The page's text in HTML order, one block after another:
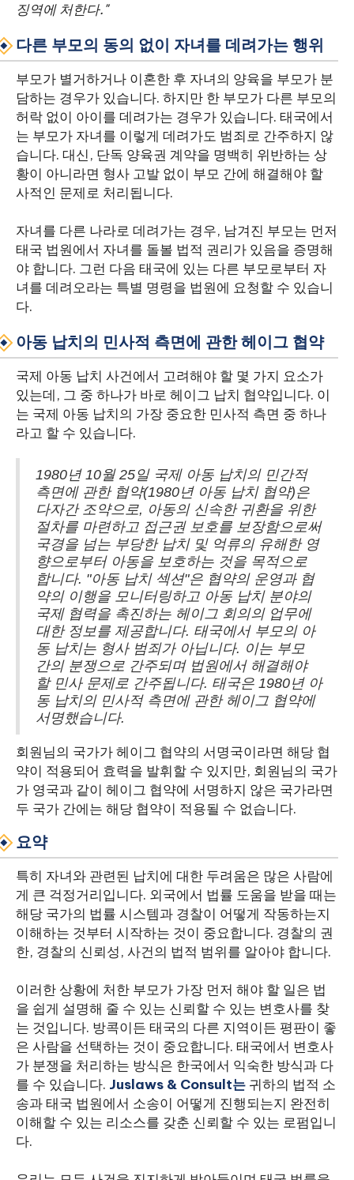
징역에 처한다."
다른 부모의 동의 없이 자녀를 데려가는 행위
부모가 별거하거나 이혼한 후 자녀의 양육을 부모가 분
담하는 경우가 있습니다. 하지만 한 부모가 다른 부모의
허락 없이 아이를 데려가는 경우가 있습니다. 태국에서
는 부모가 자녀를 이렇게 데려가도 범죄로 간주하지 않
습니다. 대신, 단독 양육권 계약을 명백히 위반하는 상
황이 아니라면 형사 고발 없이 부모 간에 해결해야 할
사적인 문제로 처리됩니다.
자녀를 다른 나라로 데려가는 경우, 남겨진 부모는 먼저
태국 법원에서 자녀를 돌볼 법적 권리가 있음을 증명해
야 합니다. 그런 다음 태국에 있는 다른 부모로부터 자
녀를 데려오라는 특별 명령을 법원에 요청할 수 있습니
다.
아동 납치의 민사적 측면에 관한 헤이그 협약
국제 아동 납치 사건에서 고려해야 할 몇 가지 요소가
있는데, 그 중 하나가 바로 헤이그 납치 협약입니다. 이
는 국제 아동 납치의 가장 중요한 민사적 측면 중 하나
라고 할 수 있습니다.
1980년 10월 25일 국제 아동 납치의 민간적
측면에 관한 협약(1980년 아동 납치 협약)은
다자간 조약으로, 아동의 신속한 귀환을 위한
절차를 마련하고 접근권 보호를 보장함으로써
국경을 넘는 부당한 납치 및 억류의 유해한 영
향으로부터 아동을 보호하는 것을 목적으로
합니다. "아동 납치 섹션"은 협약의 운영과 협
약의 이행을 모니터링하고 아동 납치 분야의
국제 협력을 촉진하는 헤이그 회의의 업무에
대한 정보를 제공합니다. 태국에서 부모의 아
동 납치는 형사 범죄가 아닙니다. 이는 부모
간의 분쟁으로 간주되며 법원에서 해결해야
할 민사 문제로 간주됩니다. 태국은 1980년 아
동 납치의 민사적 측면에 관한 헤이그 협약에
서명했습니다.
회원님의 국가가 헤이그 협약의 서명국이라면 해당 협
약이 적용되어 효력을 발휘할 수 있지만, 회원님의 국가
가 영국과 같이 헤이그 협약에 서명하지 않은 국가라면
두 국가 간에는 해당 협약이 적용될 수 없습니다.
요약
특히 자녀와 관련된 납치에 대한 두려움은 많은 사람에
게 큰 걱정거리입니다. 외국에서 법률 도움을 받을 때는
해당 국가의 법률 시스템과 경찰이 어떻게 작동하는지
이해하는 것부터 시작하는 것이 중요합니다. 경찰의 권
한, 경찰의 신뢰성, 사건의 법적 범위를 알아야 합니다.
이러한 상황에 처한 부모가 가장 먼저 해야 할 일은 법
을 쉽게 설명해 줄 수 있는 신뢰할 수 있는 변호사를 찾
는 것입니다. 방콕이든 태국의 다른 지역이든 평판이 좋
은 사람을 선택하는 것이 중요합니다. 태국에서 변호사
가 분쟁을 처리하는 방식은 한국에서 익숙한 방식과 다
를 수 있습니다. Juslaws & Consult는 귀하의 법적 소
송과 태국 법원에서 소송이 어떻게 진행되는지 완전히
이해할 수 있는 리소스를 갖춘 신뢰할 수 있는 로펌입니
다.